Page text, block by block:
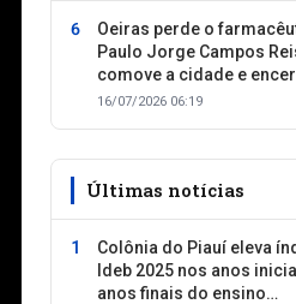
Oeiras perde o
Paulo Jorge Campos
comove a cidade e
trajetória dedicada ao
16/07/2026 06:19
Últimas notícias
Colônia do Piauí eleva
Ideb 2025 nos anos
anos finais do ensino